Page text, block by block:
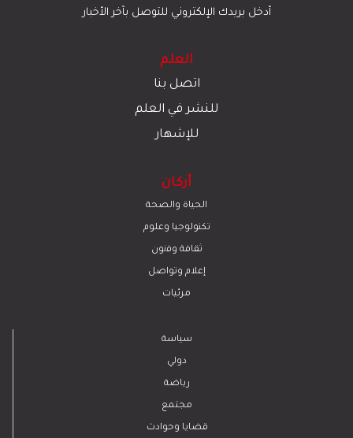
أدخل بريدك الإلكتروني للتوصل بآخر الأخبار
العلم
اتصل بنا
للنشر في العلم
للإشهار
أركان
الحياة والصحة
تكنولوجيا وعلوم
ﺛﻘﺎﻓﺔ وﻓﻧون
إعلام وتواصل
مرئيات
سياسة
دولي
رياضة
مجتمع
قضايا وحوادث